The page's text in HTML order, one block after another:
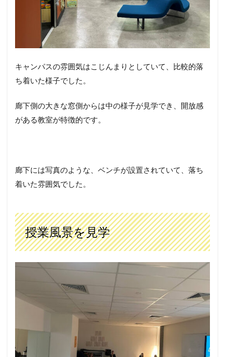
キャンパスの雰囲気はこじんまりとしていて、比較的落
ち着いた様子でした。
廊下側の大きな窓側からは中の様子が見学でき、開放感
がある教室が特徴的です。
廊下には写真のような、ベンチが設置されていて、落ち
着いた雰囲気でした。
授業風景を見学